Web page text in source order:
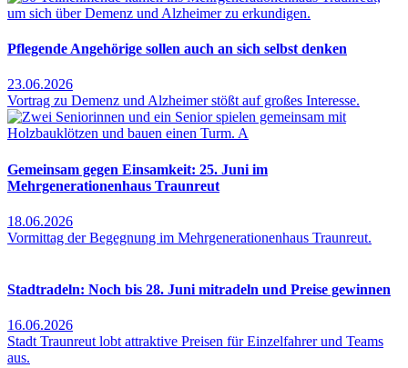
Pflegende Angehörige sollen auch an sich selbst denken
23.06.2026
Vortrag zu Demenz und Alzheimer stößt auf großes Interesse.
Gemeinsam gegen Einsamkeit: 25. Juni im
Mehrgenerationenhaus Traunreut
18.06.2026
Vormittag der Begegnung im Mehrgenerationenhaus Traunreut.
Stadtradeln: Noch bis 28. Juni mitradeln und Preise gewinnen
16.06.2026
Stadt Traunreut lobt attraktive Preisen für Einzelfahrer und Teams
aus.